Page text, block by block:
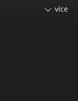
je Everwood
jak si
má mít
nesouhlasí s
více